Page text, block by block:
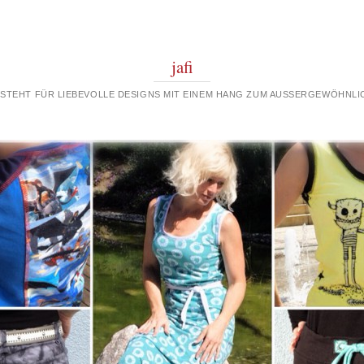
jafi
FÜR LIEBEVOLLE DESIGNS MIT EINEM HANG ZUM